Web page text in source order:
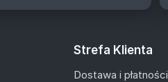
Strefa Klienta
Dostawa i płatności